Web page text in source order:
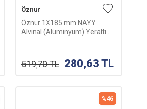
Öznur
Öznur 1X185 mm NAYY
Alvinal (Alüminyum) Yeraltı
519,70TL 280,63 TL
%46